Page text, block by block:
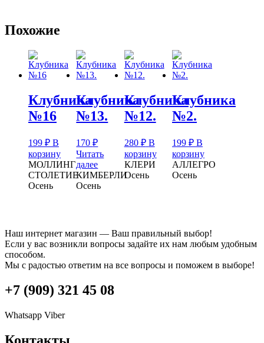
Похожие
Клубника
№16
199 ₽ В
корзину
МОЛЛИНГ
СТОЛЕТИЕ
Осень
Клубника
№13.
170₽
Читать
далее
КИМБЕРЛИ
Осень
Клубника
№12.
280 ₽ В
корзину
КЛЕРИ
Осень
Клубника
№2.
199 ₽ В
корзину
АЛЛЕГРО
Осень
Наш интернет магазин — Ваш правильный выбор!
Если у вас возникли вопросы задайте их нам любым удобным
способом.
Мы с радостью ответим на все вопросы и поможем в выборе!
+7 (909) 321 45 08
Whatsapp Viber